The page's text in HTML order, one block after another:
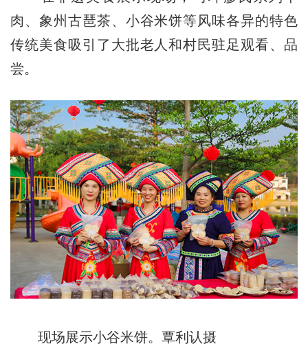
肉、象州古琶茶、小谷米饼等风味各异的特色
传统美食吸引了大批老人和村民驻足观看、品
尝。
现场展示小谷米饼。覃利认摄